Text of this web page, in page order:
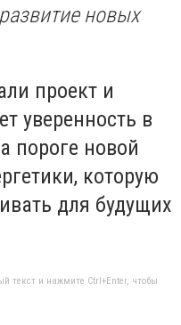
новых
проект и
уверенность в
пороге новой
которую
для будущих
текст и нажмите Ctrl+Enter, чтобы